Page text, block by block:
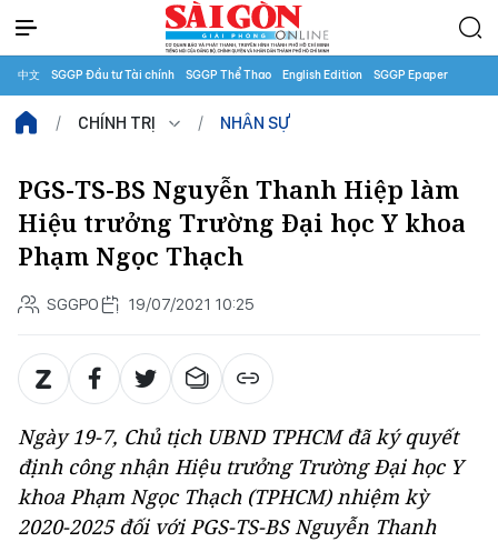
中文 SGGP Đầu tư Tài chính SGGP Thể Thao English Edition SGGP Epaper
CHÍNH TRỊ NHÂN SỰ
PGS-TS-BS Nguyễn Thanh Hiệp làm
Hiệu trưởng Trường Đại học Y khoa
Phạm Ngọc Thạch
SGGPO 19/07/2021 10:25
Ngày 19-7, Chủ tịch UBND TPHCM đã ký quyết
định công nhận Hiệu trưởng Trường Đại học Y
khoa Phạm Ngọc Thạch (TPHCM) nhiệm kỳ
2020-2025 đối với PGS-TS-BS Nguyễn Thanh